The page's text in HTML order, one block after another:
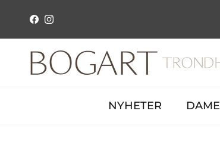
FacebookInstagram
NYHETER DAME